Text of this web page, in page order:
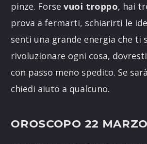
pinze. Forsevuoi troppo, hai
prova a fermarti, schiarirti le
senti una grande energia che ti
rivoluzionare ogni cosa,
con passo meno spedito. Se
chiedi aiuto a qualcuno.
OROSCOPO 22 MARZO